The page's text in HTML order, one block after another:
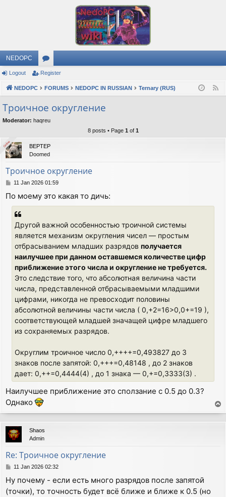
NEDOPC
or
u
s
Logout Register
NEDOPC FORUMS NEDOPC IN RUSSIAN Ternary (RUS)
Троичное округление
Moderator: haqreu
8 posts • Page 1 of 1
BEPTEP
Doomed
Троичное округление
P
s
t
11 Jan 2026 01:59
По моему это какая то дичь:
Другой важной особенностью троичной системы
является механизм округления чисел — простым
отбрасыванием младших разрядов получается
наилучшее при данном оставшемся количестве цифр
приближение этого числа и округление не требуется.
Это следствие того, что абсолютная величина части
числа, представленной отбрасываемыми младшими
цифрами, никогда не превосходит половины
абсолютной величины части числа ( 0,+2=16>0,0+=19 ),
соответствующей младшей значащей цифре младшего
из сохраняемых разрядов.
Округлим троичное число 0,++++=0,493827 до 3
знаков после запятой: 0,+++=0,48148 , до 2 знаков
дает: 0,++=0,4444(4) , до 1 знака — 0,+=0,3333(3) .
Наилучшее приближение это сползание с 0.5 до 0.3?
Однако
o
p
Online
Online
Shaos
Admin
Re: Троичное округление
P
s
t
11 Jan 2026 02:32
Ну почему - если есть много разрядов после запятой
(точки), то точность будет всё ближе и ближе к 0.5 (но